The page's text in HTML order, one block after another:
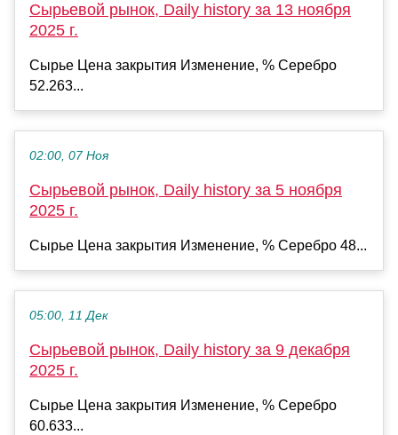
Сырьевой рынок, Daily history за 13 ноября
2025 г.
Сырье Цена закрытия Изменение, % Серебро
52.263...
02:00, 07 Ноя
Сырьевой рынок, Daily history за 5 ноября
2025 г.
Сырье Цена закрытия Изменение, % Серебро 48...
05:00, 11 Дек
Сырьевой рынок, Daily history за 9 декабря
2025 г.
Сырье Цена закрытия Изменение, % Серебро
60.633...